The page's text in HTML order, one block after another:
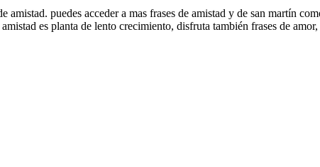
puedes acceder a mas frases de amistad y de san martín
es planta de lento crecimiento, disfruta también frases de